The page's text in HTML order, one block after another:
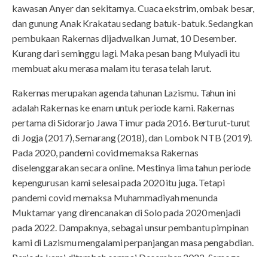
kawasan Anyer dan sekitarnya. Cuaca ekstrim, ombak besar,
dan gunung Anak Krakatau sedang batuk-batuk. Sedangkan
pembukaan Rakernas dijadwalkan Jumat, 10 Desember.
Kurang dari seminggu lagi. Maka pesan bang Mulyadi itu
membuat aku merasa malam itu terasa telah larut.
Rakernas merupakan agenda tahunan Lazismu. Tahun ini
adalah Rakernas ke enam untuk periode kami. Rakernas
pertama di Sidorarjo Jawa Timur pada 2016. Berturut-turut
di Jogja (2017), Semarang (2018), dan Lombok NTB (2019).
Pada 2020, pandemi covid memaksa Rakernas
diselenggarakan secara online. Mestinya lima tahun periode
kepengurusan kami selesai pada 2020 itu juga. Tetapi
pandemi covid memaksa Muhammadiyah menunda
Muktamar yang direncanakan di Solo pada 2020 menjadi
pada 2022. Dampaknya, sebagai unsur pembantu pimpinan
kami di Lazismu mengalami perpanjangan masa pengabdian.